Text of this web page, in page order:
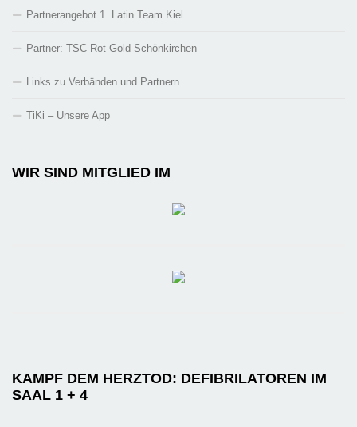
Partnerangebot 1. Latin Team Kiel
Partner: TSC Rot-Gold Schönkirchen
Links zu Verbänden und Partnern
TiKi – Unsere App
WIR SIND MITGLIED IM
KAMPF DEM HERZTOD: DEFIBRILATOREN IM
SAAL 1 + 4